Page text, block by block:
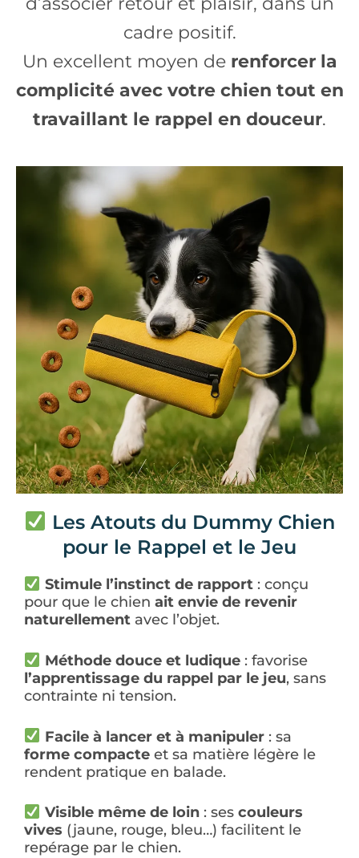
cadre positif.
Un excellent moyen de renforcer la
complicité avec votre chien tout en
travaillant le rappel en douceur.
Les Atouts du Dummy Chien
pour le Rappel et le Jeu
Stimule l’instinct de rapport: conçu
pour que le chien ait envie de revenir
naturellement avec l’objet.
Méthode douce et ludique: favorise
l’apprentissage du rappel par le jeu, sans
contrainte ni tension.
Facile à lancer et à manipuler: sa
forme compacte et sa matière légère le
rendent pratique en balade.
Visible même de loin: ses couleurs
vives (jaune, rouge, bleu…) facilitent le
repérage par le chien.